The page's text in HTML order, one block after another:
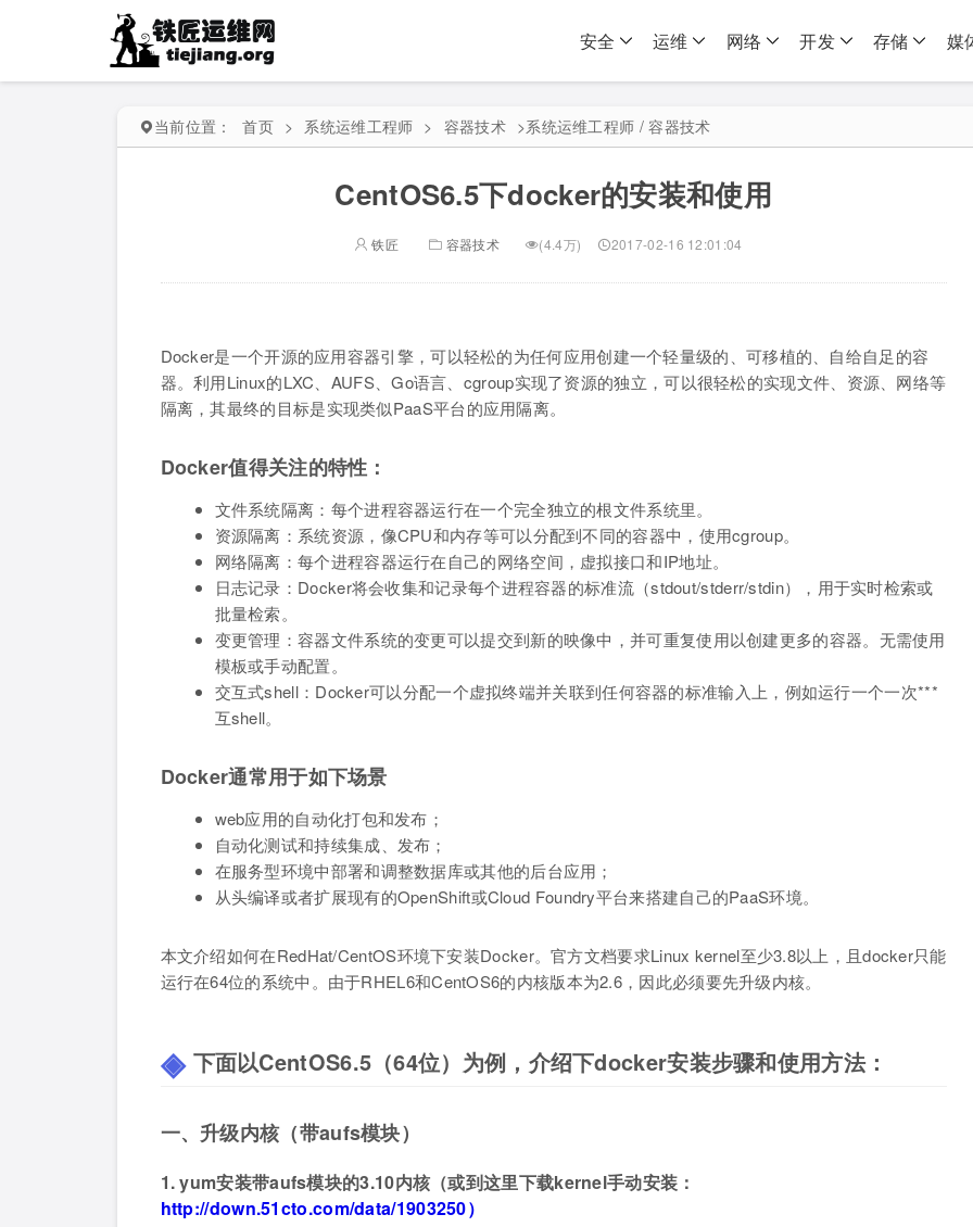
安全 运维 网络 开发 存储 媒
当前位置： 首页 > 系统运维工程师 > 容器技术 >系统运维工程师 / 容器技术
CentOS6.5下docker的安装和使用
铁匠 容器技术 (4.4万) 2017-02-16 12:01:04
Docker是一个开源的应用容器引擎，可以轻松的为任何应用创建一个轻量级的、可移植的、自给自足的容
器。利用Linux的LXC、AUFS、Go语言、cgroup实现了资源的独立，可以很轻松的实现文件、资源、网络等
隔离，其最终的目标是实现类似PaaS平台的应用隔离。
Docker值得关注的特性：
文件系统隔离：每个进程容器运行在一个完全独立的根文件系统里。
资源隔离：系统资源，像CPU和内存等可以分配到不同的容器中，使用cgroup。
网络隔离：每个进程容器运行在自己的网络空间，虚拟接口和IP地址。
日志记录：Docker将会收集和记录每个进程容器的标准流（stdout/stderr/stdin），用于实时检索或
批量检索。
变更管理：容器文件系统的变更可以提交到新的映像中，并可重复使用以创建更多的容器。无需使用
模板或手动配置。
交互式shell：Docker可以分配一个虚拟终端并关联到任何容器的标准输入上，例如运行一个一次***
互shell。
Docker通常用于如下场景
web应用的自动化打包和发布；
自动化测试和持续集成、发布；
在服务型环境中部署和调整数据库或其他的后台应用；
从头编译或者扩展现有的OpenShift或Cloud Foundry平台来搭建自己的PaaS环境。
本文介绍如何在RedHat/CentOS环境下安装Docker。官方文档要求Linux kernel至少3.8以上，且docker只能
运行在64位的系统中。由于RHEL6和CentOS6的内核版本为2.6，因此必须要先升级内核。
下面以CentOS6.5（64位）为例，介绍下docker安装步骤和使用方法：
一、升级内核（带aufs模块）
1. yum安装带aufs模块的3.10内核（或到这里下载kernel手动安装：
http://down.51cto.com/data/1903250）